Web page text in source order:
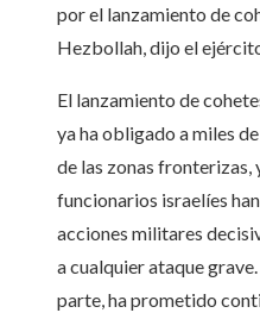
por el lanzamiento de
Hezbollah, dijo el
El lanzamiento de
ya ha obligado a miles
de las zonas fronterizas,
funcionarios israelíes
acciones militares
a cualquier ataque
parte, ha prometido